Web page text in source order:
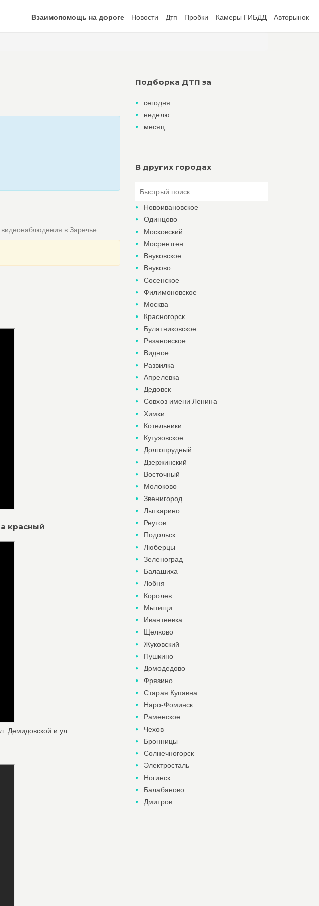
Взаимопомощь на дороге Новости Дтп Пробки Камеры ГИБДД Авторынок
в Заречье
красный
Демидовской и ул.
Подборка ДТП за
сегодня
неделю
месяц
В других городах
Новоивановское
Одинцово
Московский
Мосрентген
Внуковское
Внуково
Сосенское
Филимоновское
Москва
Красногорск
Булатниковское
Рязановское
Видное
Развилка
Апрелевка
Дедовск
Совхоз имени Ленина
Химки
Котельники
Кутузовское
Долгопрудный
Дзержинский
Восточный
Молоково
Звенигород
Лыткарино
Реутов
Подольск
Люберцы
Зеленоград
Балашиха
Лобня
Королев
Мытищи
Ивантеевка
Щелково
Жуковский
Пушкино
Домодедово
Фрязино
Старая Купавна
Наро-Фоминск
Раменское
Чехов
Бронницы
Солнечногорск
Электросталь
Ногинск
Балабаново
Дмитров